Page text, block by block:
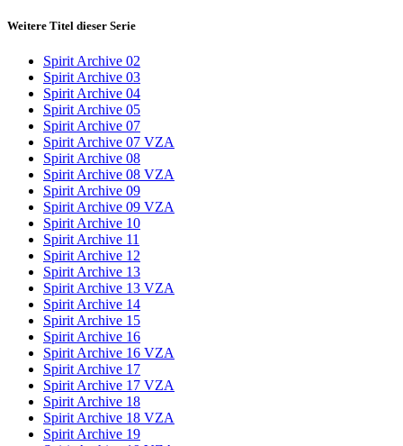
Weitere Titel dieser Serie
Spirit Archive 02
Spirit Archive 03
Spirit Archive 04
Spirit Archive 05
Spirit Archive 07
Spirit Archive 07 VZA
Spirit Archive 08
Spirit Archive 08 VZA
Spirit Archive 09
Spirit Archive 09 VZA
Spirit Archive 10
Spirit Archive 11
Spirit Archive 12
Spirit Archive 13
Spirit Archive 13 VZA
Spirit Archive 14
Spirit Archive 15
Spirit Archive 16
Spirit Archive 16 VZA
Spirit Archive 17
Spirit Archive 17 VZA
Spirit Archive 18
Spirit Archive 18 VZA
Spirit Archive 19